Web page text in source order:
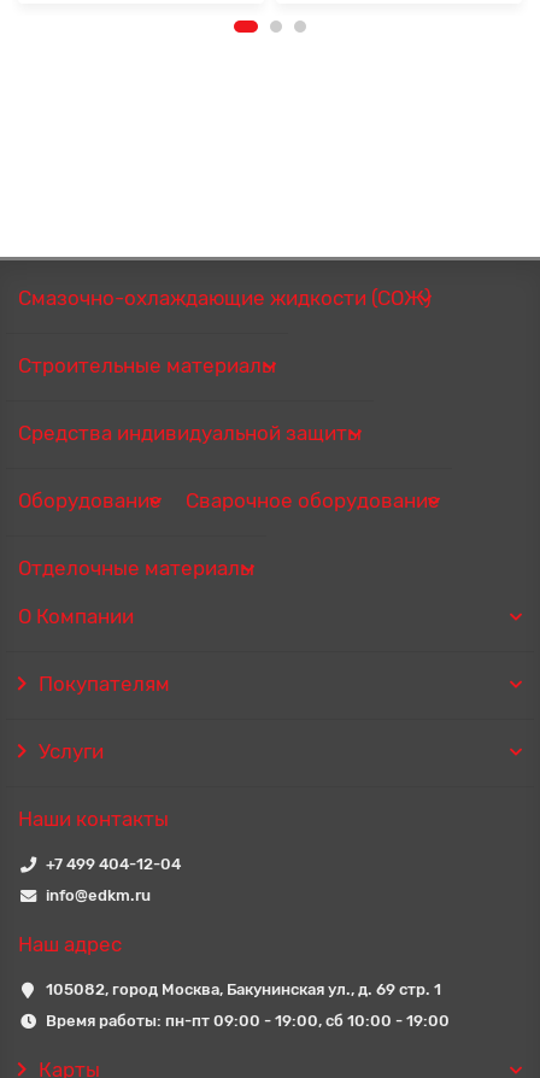
Смазочно-охлаждающие жидкости (СОЖ)
Строительные материалы
Средства индивидуальной защиты
Оборудование Сварочное оборудование
Отделочные материалы
О Компании
Покупателям
Услуги
Наши контакты
+7 499 404-12-04
info@edkm.ru
Наш адрес
105082, город Москва, Бакунинская ул., д. 69 стр. 1
Время работы: пн-пт 09:00 - 19:00, сб 10:00 - 19:00
Карты